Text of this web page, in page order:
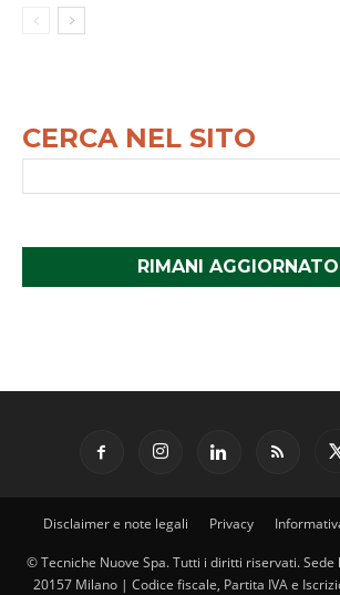
CERCA NEL SITO
RIMANI AGGIORNATO
Disclaimer e note legali Privacy
© Tecniche Nuove Spa. Tutti i diritti riservati. Sede
20157 Milano | Codice fiscale, Partita IVA e